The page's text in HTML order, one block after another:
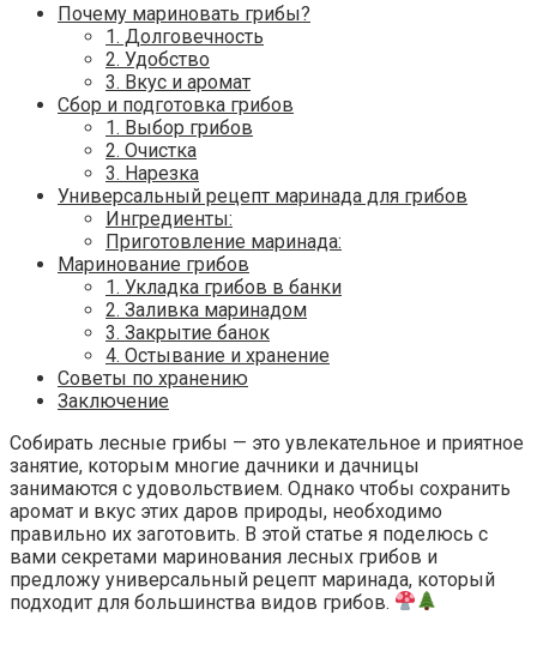
Почему мариновать грибы?
1. Долговечность
2. Удобство
3. Вкус и аромат
Сбор и подготовка грибов
1. Выбор грибов
2. Очистка
3. Нарезка
Универсальный рецепт маринада для грибов
Ингредиенты:
Приготовление маринада:
Маринование грибов
1. Укладка грибов в банки
2. Заливка маринадом
3. Закрытие банок
4. Остывание и хранение
Советы по хранению
Заключение
Собирать лесные грибы — это увлекательное и приятное
занятие, которым многие дачники и дачницы
занимаются с удовольствием. Однако чтобы сохранить
аромат и вкус этих даров природы, необходимо
правильно их заготовить. В этой статье я поделюсь с
вами секретами маринования лесных грибов и
предложу универсальный рецепт маринада, который
подходит для большинства видов грибов.